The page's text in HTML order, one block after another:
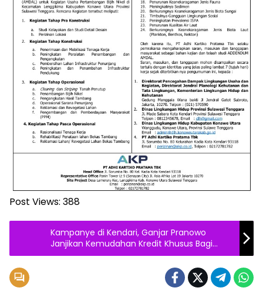
Post Views: 388
Kampanye di Kendari, Ganjar Pranowo
Janjikan Kemudahan Kredit Khusus Bagi
UMKM